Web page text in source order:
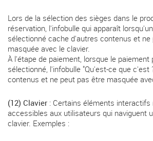
Lors de la sélection des sièges dans le
réservation, l'infobulle qui apparaît
sélectionné cache d'autres contenus et
masquée avec le clavier.
À l'étape de paiement, lorsque le
sélectionné, l'infobulle "Qu'est-ce que c'est
contenus et ne peut pas être masquée
(12) Clavier : Certains éléments interactifs
accessibles aux utilisateurs qui naviguent
clavier. Exemples :